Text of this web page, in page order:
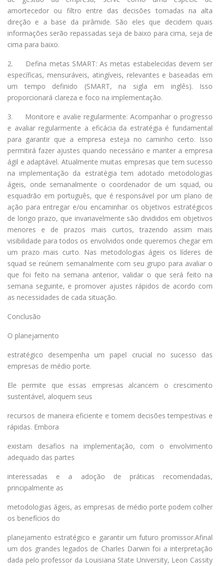
amortecedor ou filtro entre das decisões tomadas na alta
direção e a base da pirâmide. São eles que decidem quais
informações serão repassadas seja de baixo para cima, seja de
cima para baixo.
2. Defina metas SMART: As metas estabelecidas devem ser
específicas, mensuráveis, atingíveis, relevantes e baseadas em
um tempo definido (SMART, na sigla em inglês). Isso
proporcionará clareza e foco na implementação.
3. Monitore e avalie regularmente: Acompanhar o progresso
e avaliar regularmente a eficácia da estratégia é fundamental
para garantir que a empresa esteja no caminho certo. Isso
permitirá fazer ajustes quando necessário e manter a empresa
ágil e adaptável. Atualmente muitas empresas que tem sucesso
na implementação da estratégia tem adotado metodologias
ágeis, onde semanalmente o coordenador de um squad, ou
esquadrão em português, que é responsável por um plano de
ação para entregar e/ou encaminhar os objetivos estratégicos
de longo prazo, que invariavelmente são divididos em objetivos
menores e de prazos mais curtos, trazendo assim mais
visibilidade para todos os envolvidos onde queremos chegar em
um prazo mais curto. Nas metodologias ágeis os líderes de
squad se reúnem semanalmente com seu grupo para avaliar o
que foi feito na semana anterior, validar o que será feito na
semana seguinte, e promover ajustes rápidos de acordo com
as necessidades de cada situação.
Conclusão
O planejamento
estratégico desempenha um papel crucial no sucesso das
empresas de médio porte.
Ele permite que essas empresas alcancem o crescimento
sustentável, aloquem seus
recursos de maneira eficiente e tomem decisões tempestivas e
rápidas. Embora
existam desafios na implementação, com o envolvimento
adequado das partes
interessadas e a adoção de práticas recomendadas,
principalmente as
metodologias ágeis, as empresas de médio porte podem colher
os benefícios do
planejamento estratégico e garantir um futuro promissor.Afinal
um dos grandes legados de Charles Darwin foi a interpretação
dada pelo professor da Louisiana State University, Leon Cassity